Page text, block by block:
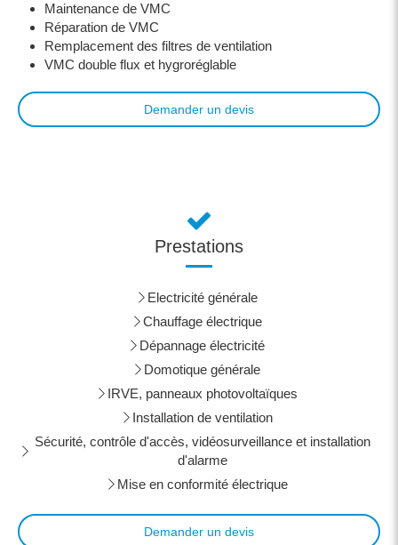
Maintenance de VMC
Réparation de VMC
Remplacement des filtres de ventilation
VMC double flux et hygroréglable
Demander un devis
Prestations
Electricité générale
Chauffage électrique
Dépannage électricité
Domotique générale
IRVE, panneaux photovoltaïques
Installation de ventilation
Sécurité, contrôle d'accès, vidéosurveillance et installation
d'alarme
Mise en conformité électrique
Demander un devis